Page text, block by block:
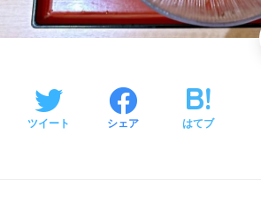
ツイート シェア はてブ